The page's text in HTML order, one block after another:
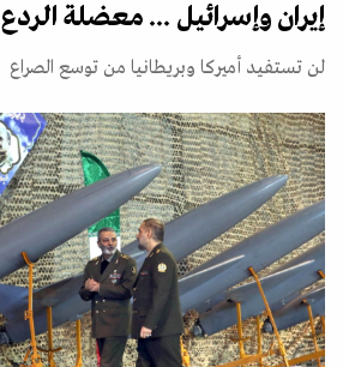
إيران وإسرائيل ... معضلة الردع
لن تستفيد أميركا وبريطانيا من توسع الصراع